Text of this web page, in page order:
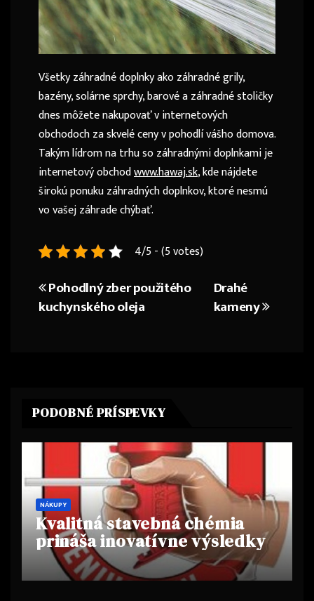
Všetky záhradné doplnky ako záhradné grily,
bazény, solárne sprchy, barové a záhradné stoličky
dnes môžete nakupovať v internetových
obchodoch za skvelé ceny v pohodlí vášho domova.
Takým lídrom na trhu so záhradnými doplnkami je
internetový obchodwww.hawaj.sk, kde nájdete
širokú ponuku záhradných doplnkov, ktoré nesmú
vo vašej záhrade chýbať.
4/5 - (5 votes)
Navigace
pro
Drahé
kameny
Pohodlný zber použitého
kuchynského oleja
PODOBNÉ PRÍSPEVKY
NÁKUPY
Kvalitná stavebná chémia
prináša inovatívne výsledky